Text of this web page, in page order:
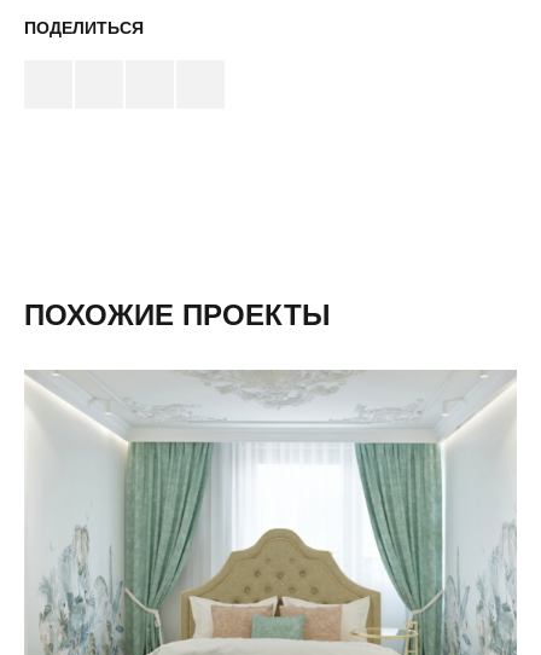
ПОДЕЛИТЬСЯ
ПОХОЖИЕ ПРОЕКТЫ